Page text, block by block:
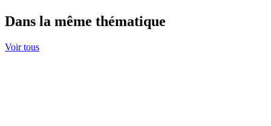
Dans la même thématique
Voir tous